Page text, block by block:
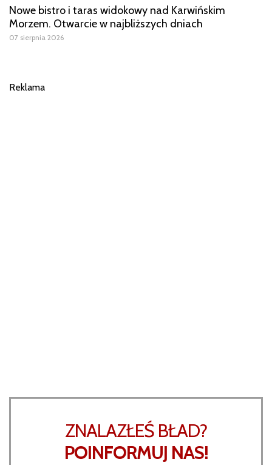
Nowe bistro i taras widokowy nad Karwińskim
Morzem. Otwarcie w najbliższych dniach
07 sierpnia 2026
Reklama
ZNALAZŁEŚ BŁAD?
POINFORMUJ NAS!